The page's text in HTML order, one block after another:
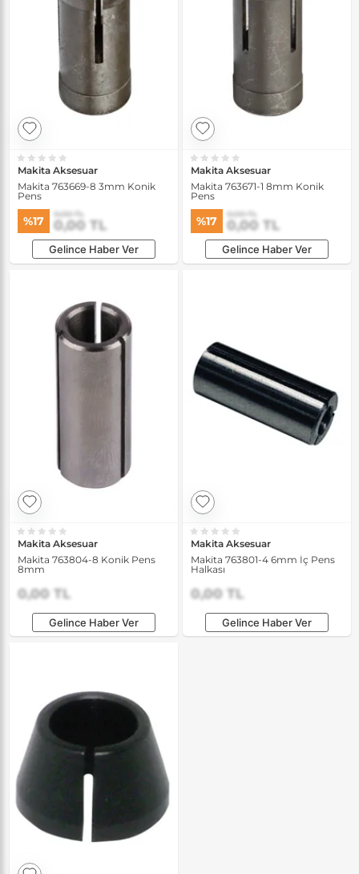
Makita Aksesuar
Makita 763669-8 3mm Konik
Pens
%17 0,00 TL
0,00 TL
Gelince Haber Ver
Makita Aksesuar
Makita 763671-1 8mm Konik
Pens
%17 0,00 TL
0,00 TL
Gelince Haber Ver
Makita Aksesuar
Makita 763804-8 Konik Pens
8mm
0,00 TL
Gelince Haber Ver
Makita Aksesuar
Makita 763801-4 6mm İç Pens
Halkası
0,00 TL
Gelince Haber Ver